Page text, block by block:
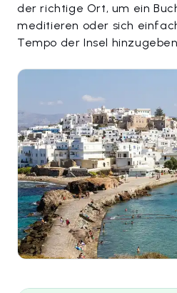
der richtige Ort, um ein
meditieren oder sich
Tempo der Insel hinzugeben.